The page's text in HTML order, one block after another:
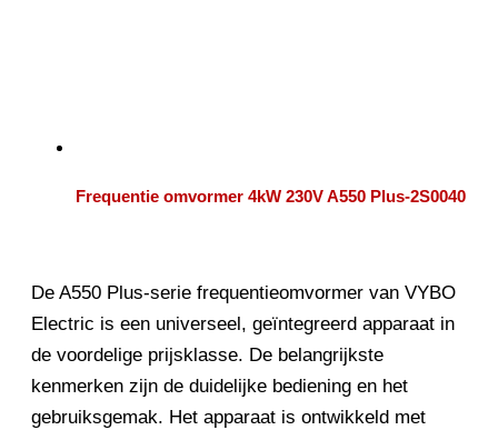
Frequentie omvormer 4kW 230V A550 Plus-2S0040
De A550 Plus-serie frequentieomvormer van VYBO
Electric is een universeel, geïntegreerd apparaat in
de voordelige prijsklasse. De belangrijkste
kenmerken zijn de duidelijke bediening en het
gebruiksgemak. Het apparaat is ontwikkeld met